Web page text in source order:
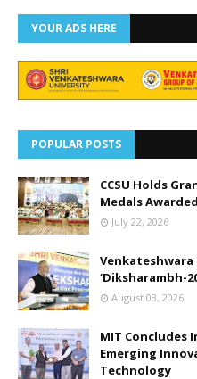
YOUR ADS HERE
POPULAR POSTS
CCSU Holds
Medals
July 22, 2026
Venkateshwara
‘Diksharambh-
August 03, 2026
MIT Concludes
Emerging
Technology